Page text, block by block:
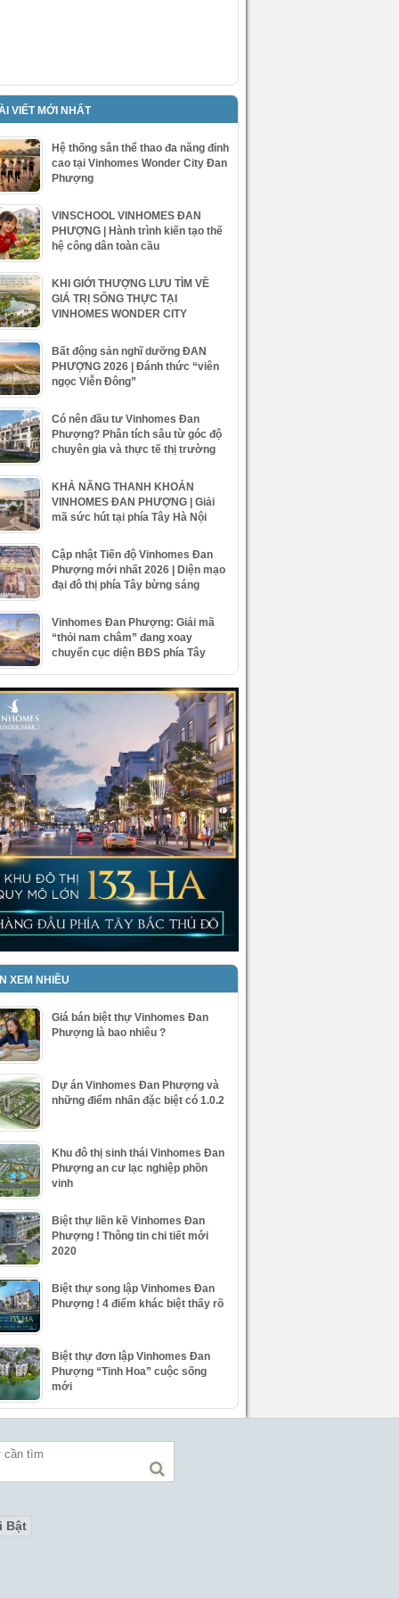
VIẾT MỚI NHẤT
Hệ thống sân thể thao đa năng đỉnh
cao tại Vinhomes Wonder City Đan
Phượng
VINSCHOOL VINHOMES ĐAN
PHƯỢNG | Hành trình kiến tạo thế
hệ công dân toàn cầu
KHI GIỚI THƯỢNG LƯU TÌM VỀ
GIÁ TRỊ SỐNG THỰC TẠI
VINHOMES WONDER CITY
Bất động sản nghĩ dưỡng ĐAN
PHƯỢNG 2026 | Đánh thức “viên
ngọc Viễn Đông”
Có nên đầu tư Vinhomes Đan
Phượng? Phân tích sâu từ góc độ
chuyên gia và thực tế thị trường
KHẢ NĂNG THANH KHOẢN
VINHOMES ĐAN PHƯỢNG | Giải
mã sức hút tại phía Tây Hà Nội
Cập nhật Tiến độ Vinhomes Đan
Phượng mới nhất 2026 | Diện mạo
đại đô thị phía Tây bừng sáng
Vinhomes Đan Phượng: Giải mã
“thỏi nam châm” đang xoay
chuyển cục diện BĐS phía Tây
XEM NHIỀU
Giá bán biệt thự Vinhomes Đan
Phượng là bao nhiêu ?
Dự án Vinhomes Đan Phượng và
những điểm nhấn đặc biệt có 1.0.2
Khu đô thị sinh thái Vinhomes Đan
Phượng an cư lạc nghiệp phồn
vinh
Biệt thự liền kề Vinhomes Đan
Phượng ! Thông tin chi tiết mới
2020
Biệt thự song lập Vinhomes Đan
Phượng ! 4 điểm khác biệt thấy rõ
Biệt thự đơn lập Vinhomes Đan
Phượng “Tinh Hoa” cuộc sống
mới
Bật